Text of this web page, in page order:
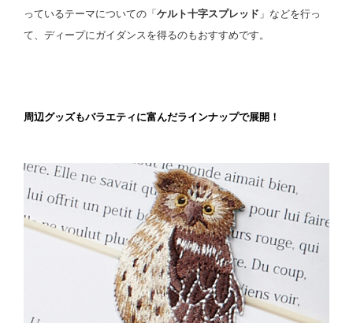
っているテーマについての「 ケルト十字スプレッド 」などを行っ
て、ディープにガイダンスを得るのもおすすめです。
周辺グッズもバラエティに富んだラインナップで展開！